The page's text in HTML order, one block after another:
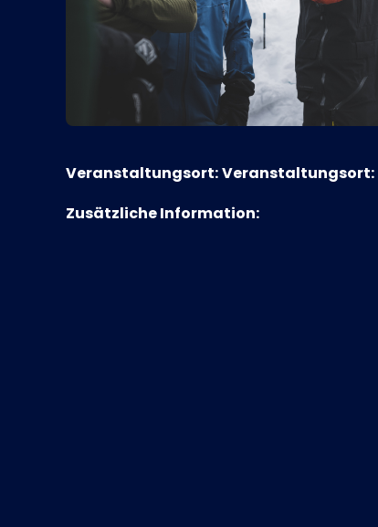
Veranstaltungsort:Veranstaltungsort:
Zusätzliche Information: